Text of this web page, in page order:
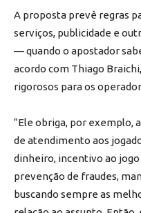
A proposta prevê regras
serviços, publicidade e
— quando o apostador
acordo com Thiago
rigorosos para os
“Ele obriga, por exemplo,
de atendimento aos
dinheiro, incentivo ao
prevenção de fraudes,
buscando sempre as